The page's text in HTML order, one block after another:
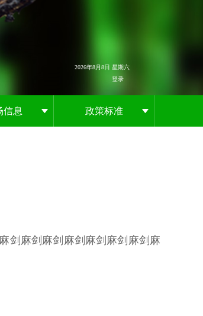
2026年8月8日 星期六
登录
信息 政策标准
剑麻剑麻剑麻剑麻剑麻剑麻剑麻